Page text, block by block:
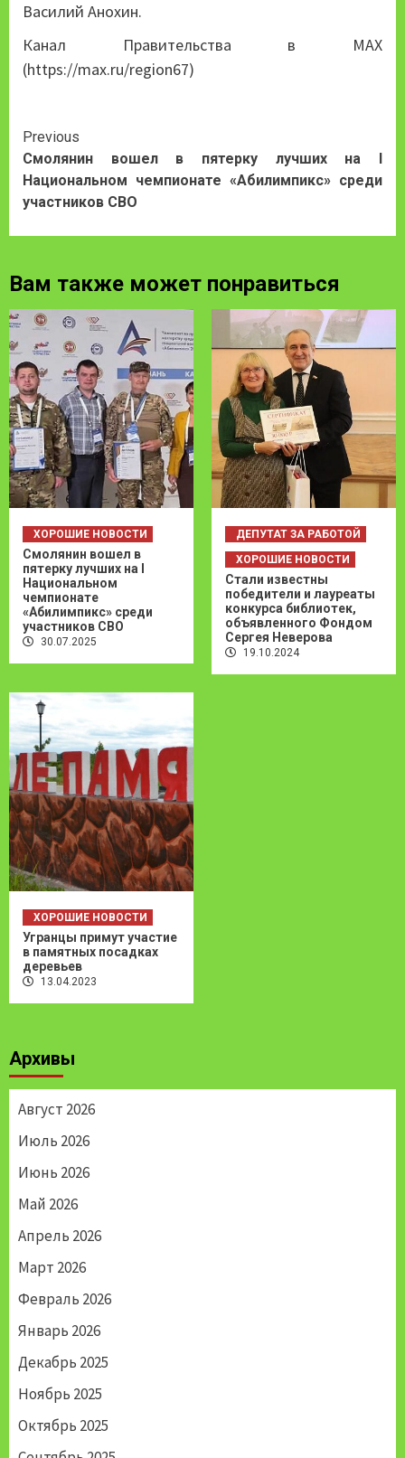
Василий Анохин.
Канал Правительства в MAX
(https://max.ru/region67)
Continue
Reading
Previous
Смолянин вошел в пятерку лучших на I
Национальном чемпионате «Абилимпикс» среди
участников СВО
Вам также может понравиться
ХОРОШИЕ НОВОСТИ
Смолянин вошел в
пятерку лучших на I
Национальном
чемпионате
«Абилимпикс» среди
участников СВО
30.07.2025
ДЕПУТАТ ЗА РАБОТОЙ
ХОРОШИЕ НОВОСТИ
Стали известны
победители и лауреаты
конкурса библиотек,
объявленного Фондом
Сергея Неверова
19.10.2024
ХОРОШИЕ НОВОСТИ
Угранцы примут участие
в памятных посадках
деревьев
13.04.2023
Архивы
Август 2026
Июль 2026
Июнь 2026
Май 2026
Апрель 2026
Март 2026
Февраль 2026
Январь 2026
Декабрь 2025
Ноябрь 2025
Октябрь 2025